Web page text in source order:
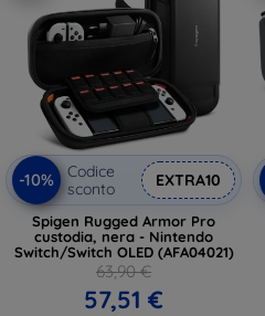
-10%
Codice
sconto
EXTRA10
Spigen Rugged Armor Pro
custodia, nera - Nintendo
Switch/Switch OLED (AFA04021)
63,90 €
57,51 €